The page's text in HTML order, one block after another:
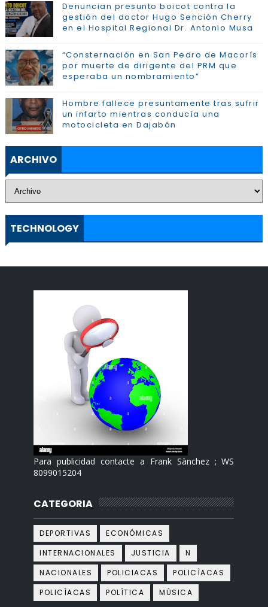
Denuncian presunto boicot contra la
gestión del doctor Hugo Sención Cherry
en el Hospital Regional Dr. Antonio Musa
“Consternación en San Pedro de Macorís
por muerte de dirigente del PRM que
esperaba un nombramiento”
Hombre fallece presuntamente tras sufrir
un infarto mientras conducía una
motocicleta en Dajabón
ARCHIVO
TECHNOLOGY
Para publicidad contacte a Frank Sànchez ; WS
8099015204
CATEGORIA
DEPORTIVAS
ECONÓMICAS
INTERNACIONALES
JUSTICIA
N
NACIONALES
POLICIACAS
POLICÌACAS
POLICÍACAS
POLÍTICA MÙSICA